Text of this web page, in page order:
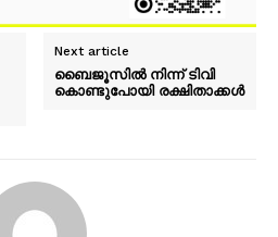
Next article
ബൈജൂസിൽ നിന്ന് ടിവി
കൊണ്ടുപോയി രക്ഷിതാക്കൾ